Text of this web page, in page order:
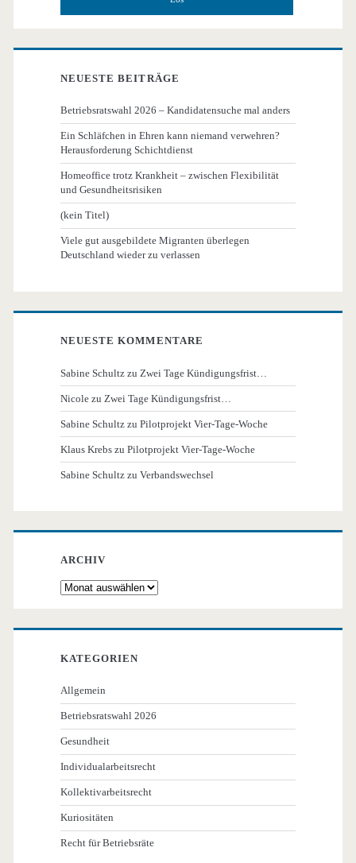
NEUESTE BEITRÄGE
Betriebsratswahl 2026 – Kandidatensuche mal anders
Ein Schläfchen in Ehren kann niemand verwehren?
Herausforderung Schichtdienst
Homeoffice trotz Krankheit – zwischen Flexibilität
und Gesundheitsrisiken
(kein Titel)
Viele gut ausgebildete Migranten überlegen
Deutschland wieder zu verlassen
NEUESTE KOMMENTARE
Sabine Schultz zu Zwei Tage Kündigungsfrist…
Nicole zu Zwei Tage Kündigungsfrist…
Sabine Schultz zuPilotprojekt Vier-Tage-Woche
Klaus Krebs zuPilotprojekt Vier-Tage-Woche
Sabine Schultz zuVerbandswechsel
ARCHIV
Archiv
KATEGORIEN
Allgemein
Betriebsratswahl 2026
Gesundheit
Individualarbeitsrecht
Kollektivarbeitsrecht
Kuriositäten
Recht für Betriebsräte